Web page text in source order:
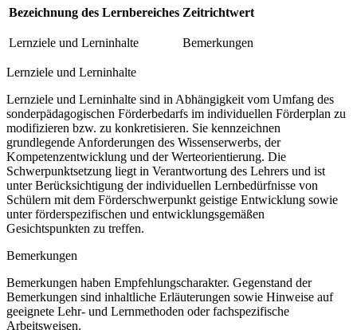
Bezeichnung des Lernbereiches Zeitrichtwert
Lernziele und Lerninhalte Bemerkungen
Lernziele und Lerninhalte
Lernziele und Lerninhalte sind in Abhängigkeit vom Umfang des
sonderpädagogischen Förderbedarfs im individuellen Förderplan zu
modifizieren bzw. zu konkretisieren. Sie kennzeichnen
grundlegende Anforderungen des Wissenserwerbs, der
Kompetenzentwicklung und der Werteorientierung. Die
Schwerpunktsetzung liegt in Verantwortung des Lehrers und ist
unter Berücksichtigung der individuellen Lernbedürfnisse von
Schülern mit dem Förderschwerpunkt geistige Entwicklung sowie
unter förderspezifischen und entwicklungsgemäßen
Gesichtspunkten zu treffen.
Bemerkungen
Bemerkungen haben Empfehlungscharakter. Gegenstand der
Bemerkungen sind inhaltliche Erläuterungen sowie Hinweise auf
geeignete Lehr- und Lernmethoden oder fachspezifische
Arbeitsweisen.